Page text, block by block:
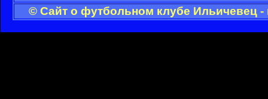
© Cайт о футбольном клубе Ильичевец